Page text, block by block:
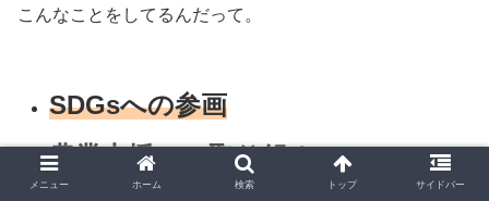
こんなことをしてるんだって。
SDGsへの参画
農業支援への取り組み
メニュー ホーム 検索 トップ サイドバー